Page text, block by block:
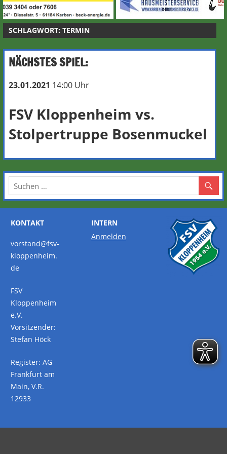
SCHLAGWORT:TERMIN
NÄCHSTES SPIEL:
23.01.2021 14:00 Uhr
FSV Kloppenheim vs.
Stolpertruppe Bosenmuckel
KONTAKT
vorstand@fsv-
kloppenheim.
de
FSV
Kloppenheim
e.V.
Vorsitzender:
Stefan Höck
Register: AG
Frankfurt am
Main, V.R.
12933
INTERN
Anmelden